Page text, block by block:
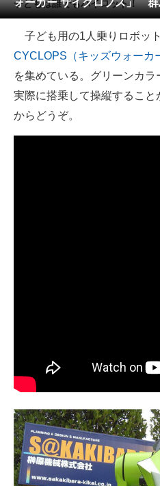
メディア
注目記事を集めた総合ページ
ITの今と未来を見通す
スマホと通信の最新トレンド
企業向けIT製品の総合サイト
IT製品の技術・比較・事例
製造業のIT導入・活用を支援
モノづくり技術者専門サイト
エレクトロニクス専門サイト
ォーカー サイクロプス」 群
子どもは誰でもパイロット！
子ども用の1人乗りロボット
CYCLOPS（キッズウォーカ
を集めている。グリーンカラ
実際に搭乗して操縦するこ
からどうぞ。